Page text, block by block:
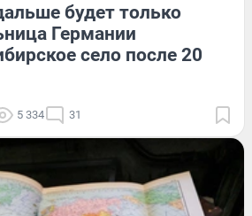
будет только
Германии
село после 20
5 334 31